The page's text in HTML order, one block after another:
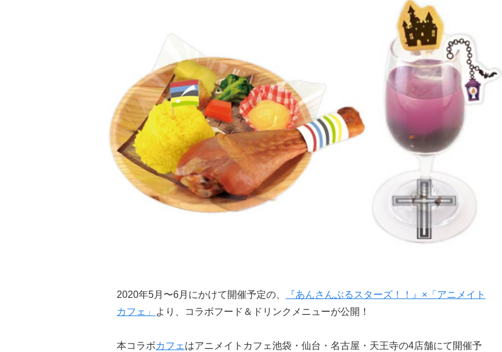
2020年5月〜6月にかけて開催予定の、
『あんさんぶるスターズ！！』×「アニメイト
カフェ」
より、コラボフード＆ドリンクメニューが公開！
本コラボカフェ はアニメイトカフェ池袋・仙台・名古屋・天王寺の4店舗にて開催予